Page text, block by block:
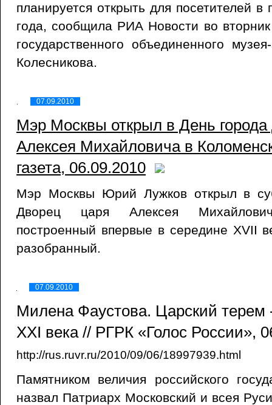
планируется открыть для посетителей в
года, сообщила РИА Новости во вторник
государственного объединенного
Колесникова.
07.09.2010
Мэр Москвы открыл в День
Алексея Михайловича в
газета, 06.09.2010
Мэр Москвы Юрий Лужков открыл в
Дворец царя Алексея
построенный впервые в середине XVII
разобранный.
07.09.2010
Милена Фаустова. Царский терем
XXI века // РГРК «Голос России»,
http://rus.ruvr.ru/2010/09/06/18997939.html
Памятником величия российского
назвал Патриарх Московский и всея